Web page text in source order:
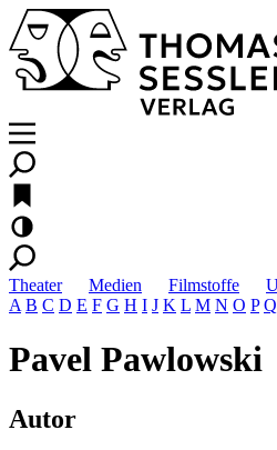
Theater Medien Filmstoffe
A B C D E F G H I J K L M N O P Q
Pavel Pawlowski
Autor